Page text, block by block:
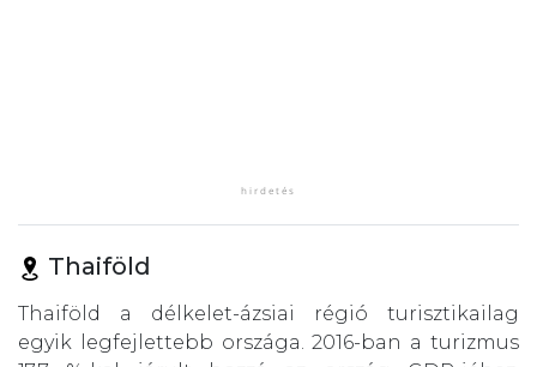
Thaiföld
Thaiföld a délkelet-ázsiai régió turisztikailag
egyik legfejlettebb országa. 2016-ban a turizmus